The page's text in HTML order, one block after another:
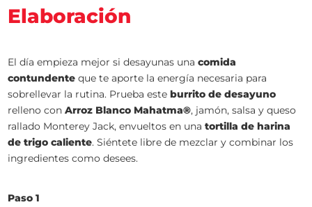
Elaboración
El día empieza mejor si desayunas unacomida
contundente que te aporte la energía necesaria para
sobrellevar la rutina. Prueba esteburrito de desayuno
relleno conArroz Blanco Mahatma®, jamón, salsa y queso
rallado Monterey Jack, envueltos en una tortilla de harina
de trigo caliente. Siéntete libre de mezclar y combinar los
ingredientes como desees.
Paso 1